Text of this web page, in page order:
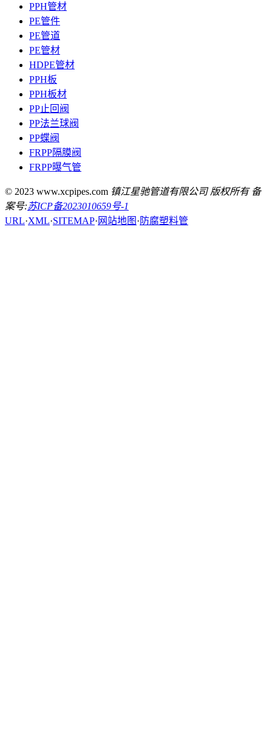
PPH管材
PE管件
PE管道
PE管材
HDPE管材
PPH板
PPH板材
PP止回阀
PP法兰球阀
PP蝶阀
FRPP隔膜阀
FRPP曝气管
© 2023 www.xcpipes.com 镇江星驰管道有限公司 版权所有 备
案号:苏ICP备2023010659号-1
URL·XML·SITEMAP· 网站地图 · 防腐塑料管